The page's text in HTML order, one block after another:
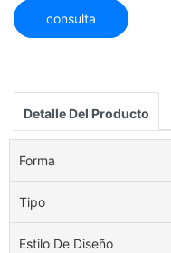
consulta
Detalle Del Producto
Forma
Tipo
Estilo De Diseño